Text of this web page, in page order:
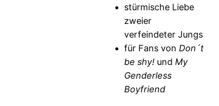
stürmische Liebe
zweier
verfeindeter Jungs
für Fans von Don´t
be shy! und My
Genderless
Boyfriend